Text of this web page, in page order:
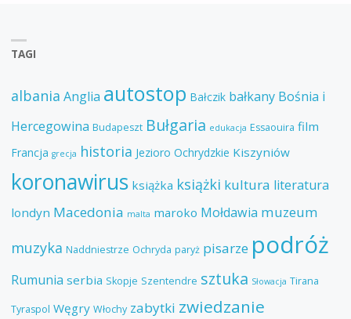
TAGI
albania Anglia autostop Bałczik bałkany Bośnia i
Hercegowina Budapeszt Bułgaria edukacja Essaouira film
Francja grecja historia Jezioro Ochrydzkie Kiszyniów
koronawirus książka książki kultura literatura
londyn Macedonia malta maroko Mołdawia muzeum
muzyka Naddniestrze Ochryda paryż pisarze podróż
Rumunia serbia Skopje Szentendre sztuka Słowacja Tirana
Tyraspol Węgry Włochy zabytki zwiedzanie